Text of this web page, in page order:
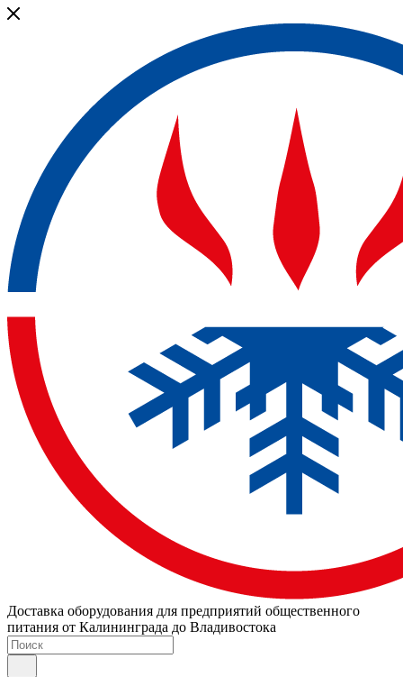
Доставка оборудования для предприятий общественного
питания от Калининграда до Владивостока